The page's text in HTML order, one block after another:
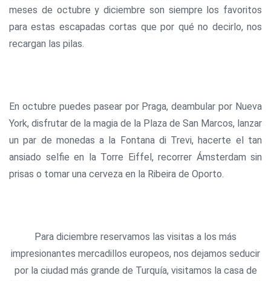
meses de octubre y diciembre son siempre los favoritos
para estas escapadas cortas que por qué no decirlo, nos
recargan las pilas.
En octubre puedes pasear por Praga, deambular por Nueva
York, disfrutar de la magia de la Plaza de San Marcos, lanzar
un par de monedas a la Fontana di Trevi, hacerte el tan
ansiado selfie en la Torre Eiffel, recorrer Ámsterdam sin
prisas o tomar una cerveza en la Ribeira de Oporto.
Para diciembre reservamos las visitas a los más
impresionantes mercadillos europeos, nos dejamos seducir
por la ciudad más grande de Turquía, visitamos la casa de